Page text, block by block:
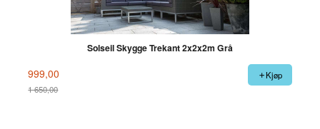
Solseil Skygge Trekant 2x2x2m Grå
999,00
1 650,00
Kjøp